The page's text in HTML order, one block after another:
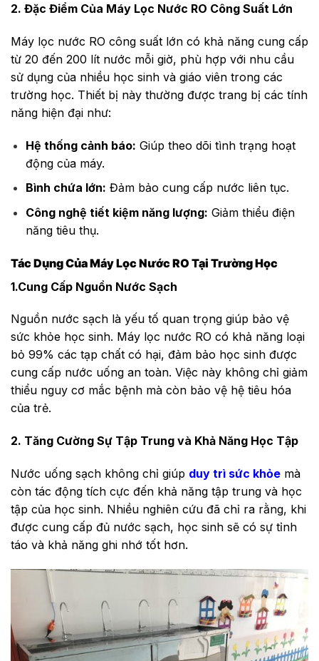
2. Đặc Điểm Của Máy Lọc Nước RO Công Suất Lớn
Máy lọc nước RO công suất lớn có khả năng cung cấp
từ 20 đến 200 lít nước mỗi giờ, phù hợp với nhu cầu
sử dụng của nhiều học sinh và giáo viên trong các
trường học. Thiết bị này thường được trang bị các tính
năng hiện đại như:
Hệ thống cảnh báo: Giúp theo dõi tình trạng hoạt
động của máy.
Bình chứa lớn: Đảm bảo cung cấp nước liên tục.
Công nghệ tiết kiệm năng lượng: Giảm thiểu điện
năng tiêu thụ.
Tác Dụng Của Máy Lọc Nước RO Tại Trường Học
1.Cung Cấp Nguồn Nước Sạch
Nguồn nước sạch là yếu tố quan trọng giúp bảo vệ
sức khỏe học sinh. Máy lọc nước RO có khả năng loại
bỏ 99% các tạp chất có hại, đảm bảo học sinh được
cung cấp nước uống an toàn. Việc này không chỉ giảm
thiểu nguy cơ mắc bệnh mà còn bảo vệ hệ tiêu hóa
của trẻ.
2. Tăng Cường Sự Tập Trung và Khả Năng Học Tập
Nước uống sạch không chỉ giúp duy trì sức khỏe mà
còn tác động tích cực đến khả năng tập trung và học
tập của học sinh. Nhiều nghiên cứu đã chỉ ra rằng, khi
được cung cấp đủ nước sạch, học sinh sẽ có sự tỉnh
táo và khả năng ghi nhớ tốt hơn.